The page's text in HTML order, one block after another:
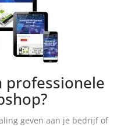
professionele
geven aan je bedrijf of